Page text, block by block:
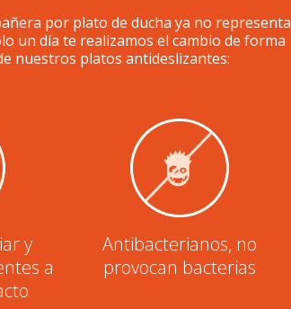
por plato de ducha ya no representa
un día te realizamos el cambio de forma
nuestros platos antideslizantes:
y
a
Antibacterianos, no
provocan bacterias